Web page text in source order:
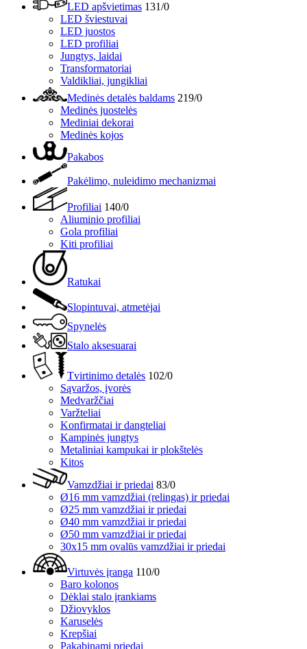
LED apšvietimas 131/0
LED šviestuvai
LED juostos
LED profiliai
Jungtys, laidai
Transformatoriai
Valdikliai, jungikliai
Medinės detalės baldams 219/0
Medinės juostelės
Mediniai dekorai
Medinės kojos
Pakabos
Pakėlimo, nuleidimo mechanizmai
Profiliai 140/0
Aliuminio profiliai
Gola profiliai
Kiti profiliai
Ratukai
Slopintuvai, atmetėjai
Spynelės
Stalo aksesuarai
Tvirtinimo detalės 102/0
Sąvaržos, įvorės
Medvaržčiai
Varžteliai
Konfirmatai ir dangteliai
Kampinės jungtys
Metaliniai kampukai ir plokštelės
Kitos
Vamzdžiai ir priedai 83/0
Ø16 mm vamzdžiai (relingas) ir priedai
Ø25 mm vamzdžiai ir priedai
Ø40 mm vamzdžiai ir priedai
Ø50 mm vamzdžiai ir priedai
30x15 mm ovalūs vamzdžiai ir priedai
Virtuvės įranga 110/0
Baro kolonos
Dėklai stalo įrankiams
Džiovyklos
Karuselės
Krepšiai
Pakabinami priedai